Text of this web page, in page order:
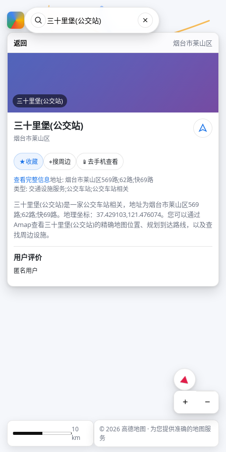
返回 烟台市莱山区
三十里堡(公交站)
三十里堡(公交站)
烟台市莱山区
★收藏 ⌖搜周边 📱 去手机查看
查看完整信息地址: 烟台市莱山区569路;62路;快69路
类型: 交通设施服务;公交车站;公交车站相关
三十里堡(公交站)是一家公交车站相关，地址为烟台市莱山区569
路;62路;快69路。地理坐标：37.429103,121.476074。您可以通过
Amap查看三十里堡(公交站)的精确地图位置、规划到达路线，以及查
找周边设施。
用户评价
匿名用户
+ −
10
km
© 2026 高德地图 · 为您提供准确的地图服
务